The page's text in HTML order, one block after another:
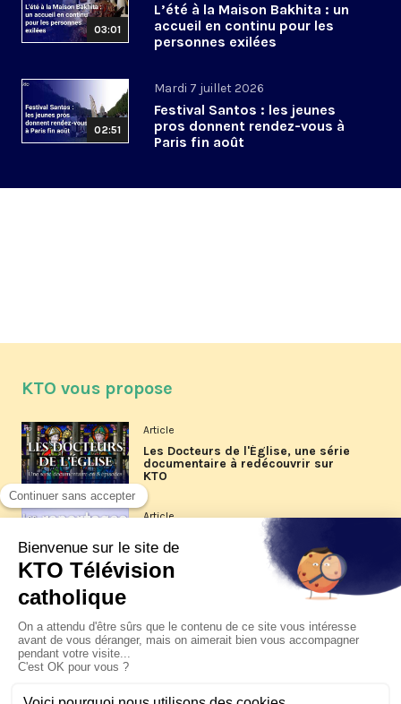
03:01
L’été à la Maison Bakhita : un
accueil en continu pour les
personnes exilées
02:51
Mardi 7 juillet 2026
Festival Santos : les jeunes
pros donnent rendez-vous à
Paris fin août
KTO vous propose
Article
Les Docteurs de l'Église, une série
documentaire à redécouvrir sur
KTO
Article
Les reportages d'été 2026 de KTO
La visite pastorale du pape Léon
XIV à Assise à suivre sur KTO le
jeudi 6 août